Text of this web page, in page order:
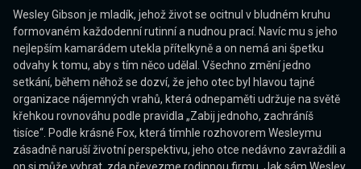
Wesley Gibson je mladík, jehož život se ocitnul v bludném kruhu
formovaném každodenní rutinní a nudnou prací. Navíc mu s jeho
nejlepším kamarádem utekla přítelkyně a on nemá ani špetku
odvahy k tomu, aby s tím něco udělal. Všechno změní jedno
setkání, během něhož se dozví, že jeho otec byl hlavou tajné
organizace nájemných vrahů, která odnepaměti udržuje na světě
křehkou rovnováhu podle pravidla „Zabij jednoho, zachráníš
tisíce“. Podle krásné Fox, která tímhle rozhovorem Wesleymu
zásadně naruší životní perspektivu, jeho otce nedávno zavraždili a